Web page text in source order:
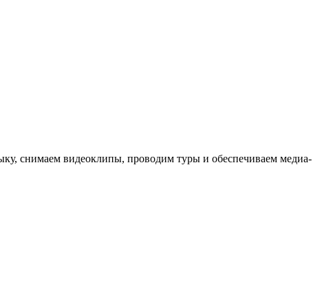
снимаем видеоклипы, проводим туры и обеспечиваем медиа-